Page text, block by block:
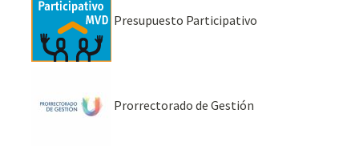
Presupuesto Participativo
Prorrectorado de Gestión